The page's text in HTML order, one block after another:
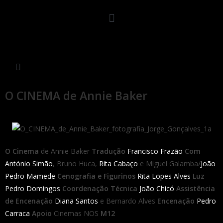
O CINEMA de Annie Baker
O Cinema de Annie Baker Tradução Francisco Frazão Com
António Simão, Bruno Huca, Rita Cabaço e Miguel Galamba/João
Pedro Mamede Cenografia e Figurinos Rita Lopes Alves Luz
Pedro Domingos Coordenação Técnica João Chicó Assistência
de Encenação Diana Santos e Bernardo Alves Encenação Pedro
Carraca Apoio Cinemas NOS M12